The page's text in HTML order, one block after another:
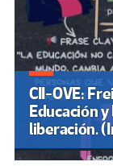
CII-OVE:
Educación
liberación.